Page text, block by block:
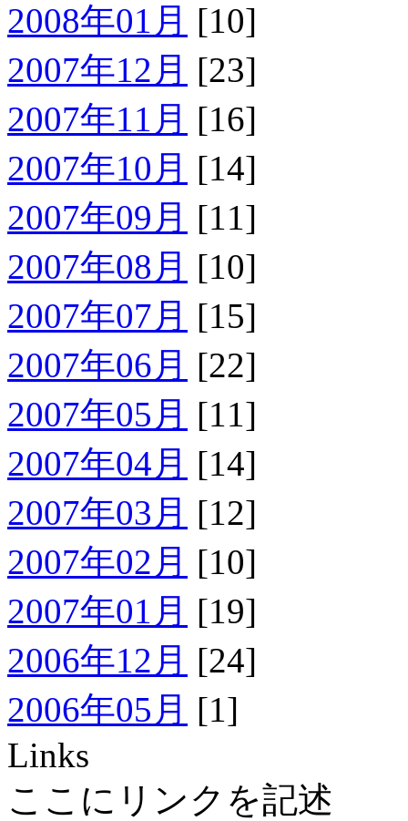
2008年01月 [10]
2007年12月 [23]
2007年11月 [16]
2007年10月 [14]
2007年09月 [11]
2007年08月 [10]
2007年07月 [15]
2007年06月 [22]
2007年05月 [11]
2007年04月 [14]
2007年03月 [12]
2007年02月 [10]
2007年01月 [19]
2006年12月 [24]
2006年05月 [1]
Links
ここにリンクを記述